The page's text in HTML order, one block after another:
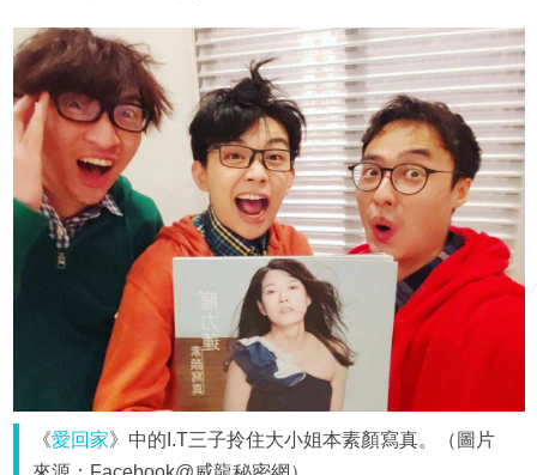
《愛回家》中的I.T三子拎住大小姐本素顏寫真。（圖片